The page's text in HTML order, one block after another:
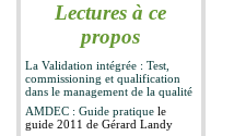
Lectures à ce
propos
La Validation intégrée : Test,
commissioning et qualification
dans le management de la qualité
AMDEC : Guide pratique le
guide 2011 de Gérard Landy